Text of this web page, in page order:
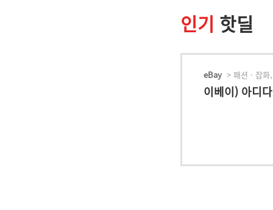
인기 핫딜
eBay > 패션 · 잡
이베이) 아디